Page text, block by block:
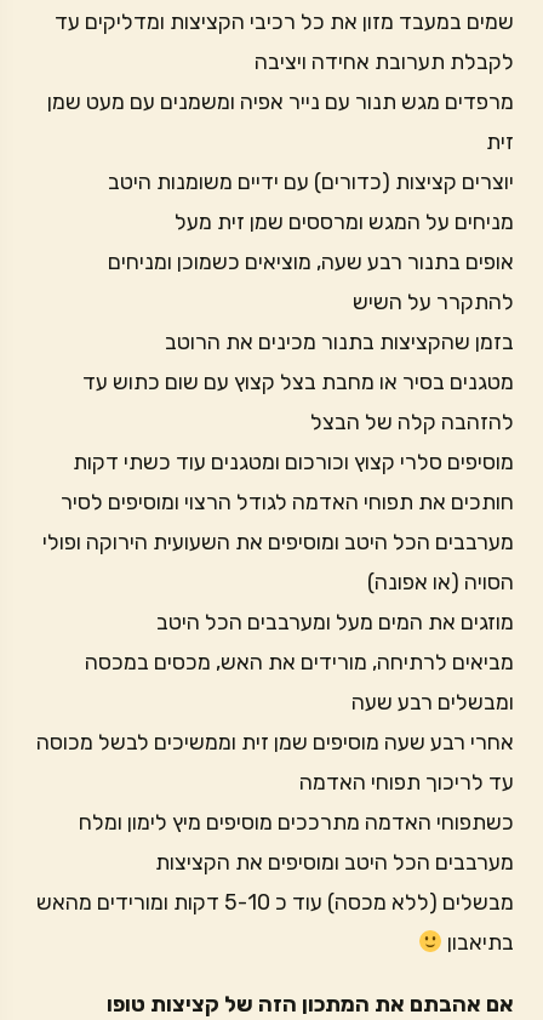
שמים במעבד מזון את כל רכיבי הקציצות ומדליקים עד
לקבלת תערובת אחידה ויציבה
מרפדים מגש תנור עם נייר אפיה ומשמנים עם מעט שמן
זית
יוצרים קציצות (כדורים) עם ידיים משומנות היטב
מניחים על המגש ומרססים שמן זית מעל
אופים בתנור רבע שעה, מוציאים כשמוכן ומניחים
להתקרר על השיש
בזמן שהקציצות בתנור מכינים את הרוטב
מטגנים בסיר או מחבת בצל קצוץ עם שום כתוש עד
להזהבה קלה של הבצל
מוסיפים סלרי קצוץ וכורכום ומטגנים עוד כשתי דקות
חותכים את תפוחי האדמה לגודל הרצוי ומוסיפים לסיר
מערבבים הכל היטב ומוסיפים את השעועית הירוקה ופולי
הסויה (או אפונה)
מוזגים את המים מעל ומערבבים הכל היטב
מביאים לרתיחה, מורידים את האש, מכסים במכסה
ומבשלים רבע שעה
אחרי רבע שעה מוסיפים שמן זית וממשיכים לבשל מכוסה
עד לריכוך תפוחי האדמה
כשתפוחי האדמה מתרככים מוסיפים מיץ לימון ומלח
מערבבים הכל היטב ומוסיפים את הקציצות
מבשלים (ללא מכסה) עוד כ 5-10 דקות ומורידים מהאש
בתיאבון
אם אהבתם את המתכון הזה של קציצות טופו